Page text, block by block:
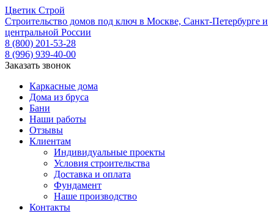
Цветик Строй
Строительство домов под ключ в Москве, Санкт-Петербурге и
центральной России
8 (800) 201-53-28
8 (996) 939-40-00
Заказать звонок
Каркасные дома
Дома из бруса
Бани
Наши работы
Отзывы
Клиентам
Индивидуальные проекты
Условия строительства
Доставка и оплата
Фундамент
Наше производство
Контакты